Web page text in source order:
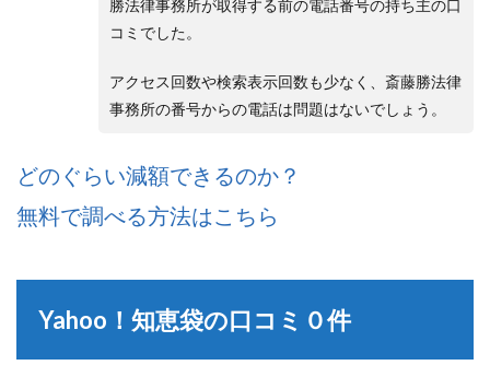
勝法律事務所が取得する前の電話番号の持ち主の口
コミでした。
アクセス回数や検索表示回数も少なく、斎藤勝法律
事務所の番号からの電話は問題はないでしょう。
どのぐらい減額できるのか？
無料で調べる方法はこちら
Yahoo！知恵袋の口コミ０件